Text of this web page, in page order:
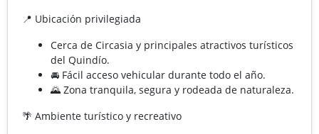
📍 Ubicación privilegiada
Cerca de Circasia y principales atractivos turísticos
del Quindío.
🚘 Fácil acceso vehicular durante todo el año.
🌄 Zona tranquila, segura y rodeada de naturaleza.
🌴 Ambiente turístico y recreativo